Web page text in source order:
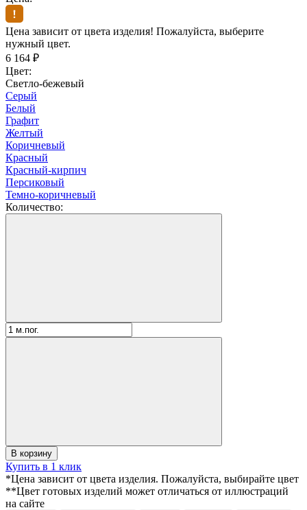
Цена зависит от цвета изделия! Пожалуйста, выберите
нужный цвет.
6 164 ₽
Цвет:
Светло-бежевый
Серый
Белый
Графит
Желтый
Коричневый
Красный
Красный-кирпич
Персиковый
Темно-коричневый
Количество:
В корзину
Купить в 1 клик
*Цена зависит от цвета изделия. Пожалуйста, выбирайте цвет
**Цвет готовых изделий может отличаться от иллюстраций
на сайте